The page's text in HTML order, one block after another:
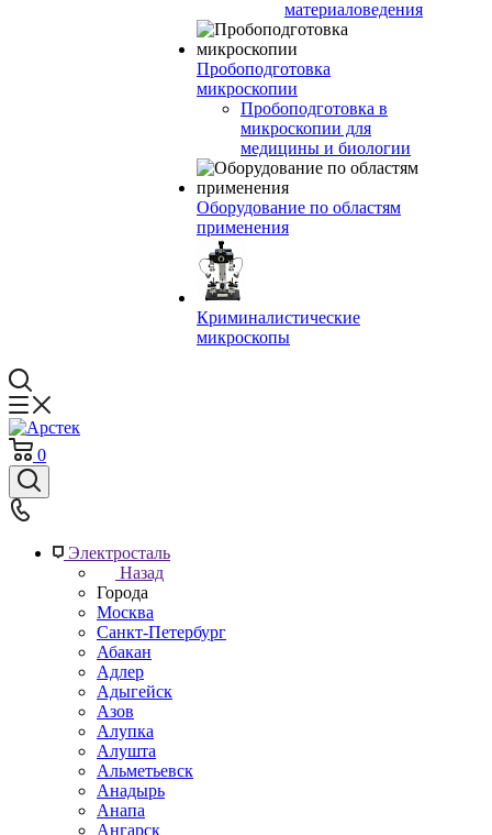
материаловедения
Пробоподготовка
микроскопии
Пробоподготовка в
микроскопии для
медицины и биологии
Оборудование по областям
применения
Криминалистические
микроскопы
0
Электросталь
Назад
Города
Москва
Санкт-Петербург
Абакан
Адлер
Адыгейск
Азов
Алупка
Алушта
Альметьевск
Анадырь
Анапа
Ангарск